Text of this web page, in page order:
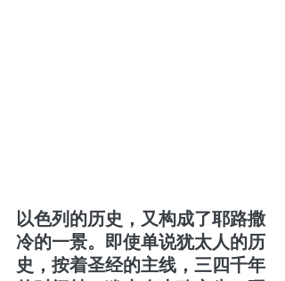
以色列的历史，又构成了耶路撒
冷的一景。即使单说犹太人的历
史，按着圣经的主线，三四千年